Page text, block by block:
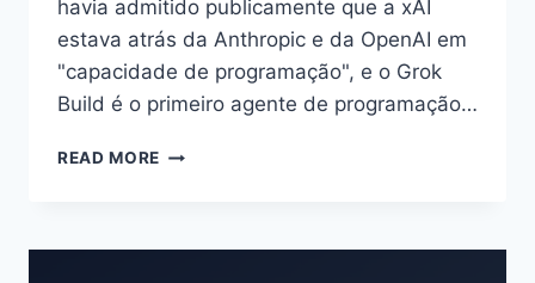
havia admitido publicamente que a xAI
estava atrás da Anthropic e da OpenAI em
"capacidade de programação", e o Grok
Build é o primeiro agente de programação…
READ MORE O
GROK